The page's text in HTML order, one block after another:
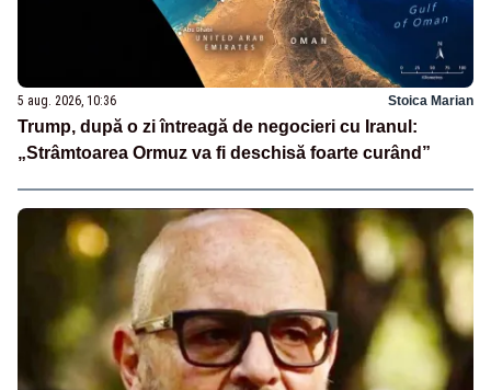
5 aug. 2026, 10:36 Stoica Marian
Trump, după o zi întreagă de negocieri cu Iranul:
„Strâmtoarea Ormuz va fi deschisă foarte curând”